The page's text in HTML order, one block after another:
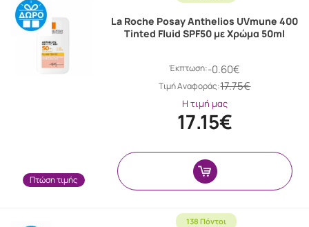
Πτώση τιμής
La Roche Posay Anthelios UVmune 400
Tinted Fluid SPF50 με Χρώμα 50ml
Έκπτωση:-0.60€
Tιμή Αναφοράς:17.75€
Η τιμή μας
17.15€
138 Πόντοι